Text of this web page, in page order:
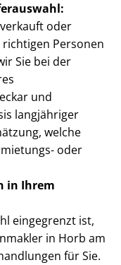
oder
Personen
Sie bei der
und
langjähriger
welche
oder
in Ihrem
eingegrenzt ist,
in Horb am
für Sie.